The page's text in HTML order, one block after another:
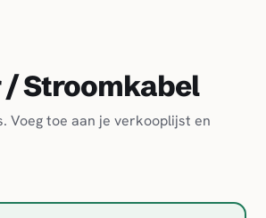
Stroomkabel
Voeg toe aan je verkooplijst en